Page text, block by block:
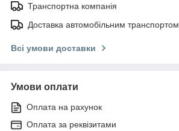
Транспортна компанія
Доставка автомобільним транспортом
Всі умови доставки
Умови оплати
Оплата на рахунок
Оплата за реквізитами